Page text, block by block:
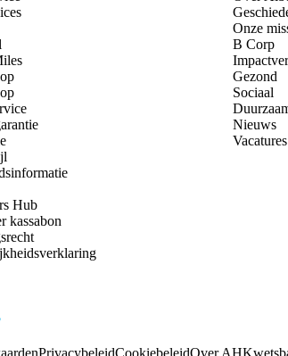
Hub
kassabon
Onze
B Corp
Gezond
Sociaal
Nieuws
Vacatures